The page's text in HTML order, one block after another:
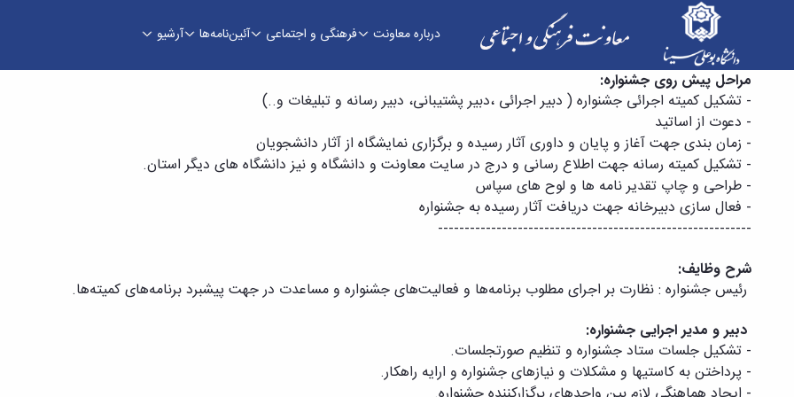
درباره معاونت فرهنگی و اجتماعی آئین‌نامه‌ها آرشیو
درباره جشنواره - معاونت فرهنگی
مراحل پیش روی جشنواره:
- تشکیل کمیته اجرائی جشنواره ( دبیر اجرائی ،دبیر پشتیبانی، دبیر رسانه و تبلیغات و..)
- دعوت از اساتید
- زمان بندی جهت آغاز و پایان و داوری آثار رسیده و برگزاری نمایشگاه از آثار دانشجویان
- تشکیل کمیته رسانه جهت اطلاع رسانی و درج در سایت معاونت و دانشگاه و نیز دانشگاه های دیگر استان.
- طراحی و چاپ تقدیر نامه ها و لوح های سپاس
- فعال سازی دبیرخانه جهت دریافت آثار رسیده به جشنواره
-----------------------------------------------------------
شرح وظایف:
رئیس جشنواره : نظارت بر اجرای مطلوب برنامه‌ها و فعالیت‌های جشنواره و مساعدت در جهت پیشبرد برنامه‌های کمیته‌ها.
دبیر و مدیر اجرایی جشنواره:
- تشکیل جلسات ستاد جشنواره و تنظیم صورتجلسات.
- پرداختن به کاستیها و مشکلات و نیازهای جشنواره و ارایه راهکار.